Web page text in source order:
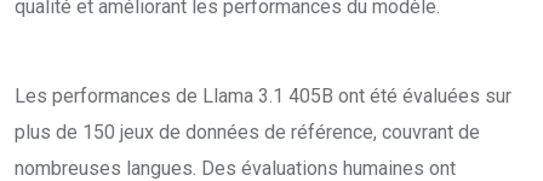
qualité et améliorant les performances du modèle.
Les performances de Llama 3.1 405B ont été évaluées sur
plus de 150 jeux de données de référence, couvrant de
nombreuses langues. Des évaluations humaines ont